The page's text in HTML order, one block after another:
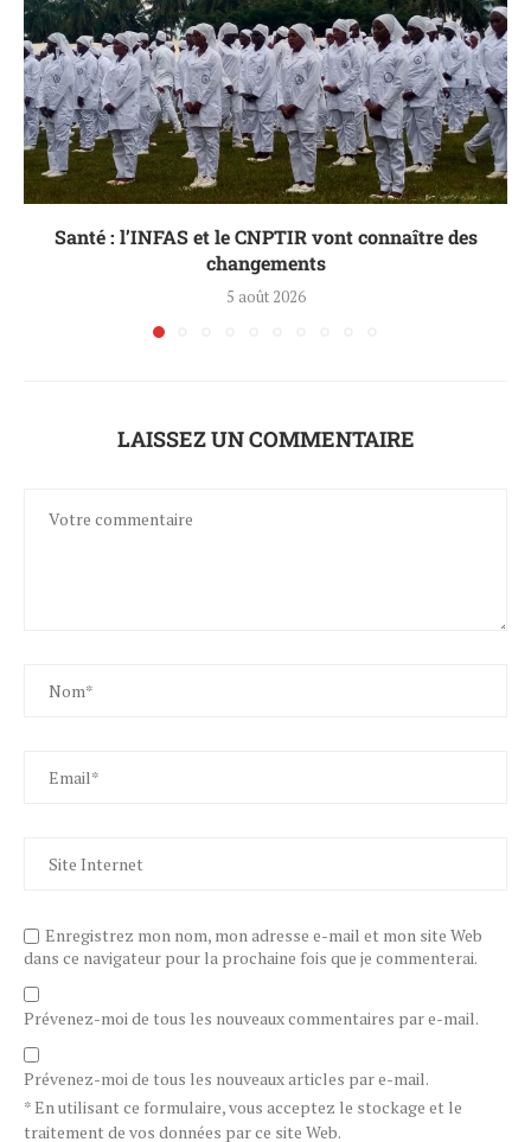
Santé : l’INFAS et le CNPTIR vont connaître des
changements
5 août 2026
LAISSEZ UN COMMENTAIRE
Enregistrez mon nom, mon adresse e-mail et mon site Web
dans ce navigateur pour la prochaine fois que je commenterai.
Prévenez-moi de tous les nouveaux commentaires par e-mail.
Prévenez-moi de tous les nouveaux articles par e-mail.
* En utilisant ce formulaire, vous acceptez le stockage et le
traitement de vos données par ce site Web.